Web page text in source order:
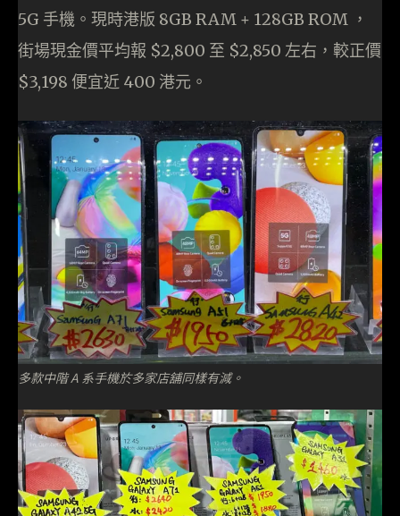
5G 手機。現時港版 8GB RAM + 128GB ROM ，
街場現金價平均報 $2,800 至 $2,850 左右，較正價
$3,198 便宜近 400 港元。
多款中階 A 系手機於多家店舖同樣有減。